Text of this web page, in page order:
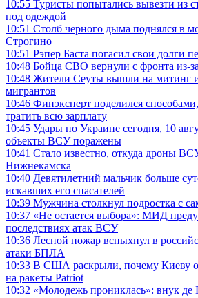
10:55 Туристы попытались вывезти из
под одеждой
10:51 Столб черного дыма поднялся в
Строгино
10:51 Рэпер Баста погасил свои долги
10:48 Бойца СВО вернули с фронта из-
10:48 Жители Сеуты вышли на митинг
мигрантов
10:46 Финэксперт поделился способами,
тратить всю зарплату
10:45 Удары по Украине сегодня, 10
объекты ВСУ поражены
10:41 Стало известно, откуда дроны
Нижнекамска
10:40 Девятилетний мальчик больше
искавших его спасателей
10:39 Мужчина столкнул подростка с
10:37 «Не остается выбора»: МИД
последствиях атак ВСУ
10:36 Лесной пожар вспыхнул в
атаки БПЛА
10:33 В США раскрыли, почему Киеву
на ракеты Patriot
10:32 «Молодежь прониклась»: внук де